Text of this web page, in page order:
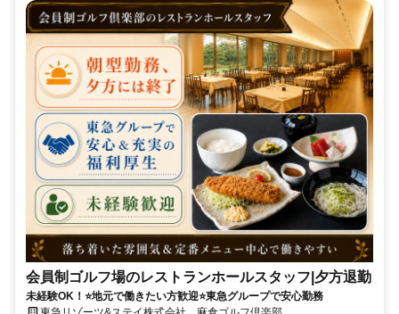
会員制ゴルフ場のレストランホールスタッフ|夕方退勤
未経験OK！⭐地元で働きたい方歓迎⭐東急グループで安心勤務